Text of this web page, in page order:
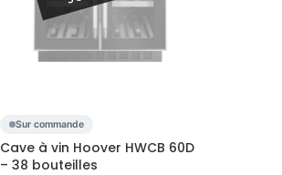
Sur commande
Cave à vin Hoover HWCB 60D
– 38 bouteilles